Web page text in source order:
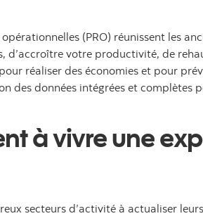
(PRO) réunissent les
d’accroître votre productivité, de
réaliser des économies et pour
des données intégrées et
à vivre une
secteurs d’activité à actualiser